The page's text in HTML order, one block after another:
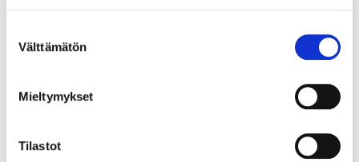
valinta
Välttämätön
Mieltymykset
Tilastot
H229 Painesäiliö: Voi revetä kuumennettaessa.